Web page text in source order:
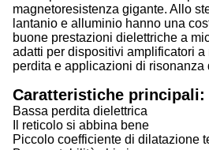
magnetoresistenza gigante. Allo
lantanio e alluminio hanno una
buone prestazioni dielettriche a
adatti per dispositivi amplificatori a
perdita e applicazioni di risonanza
Caratteristiche principali:
Bassa perdita dielettrica
Il reticolo si abbina bene
Piccolo coefficiente di dilatazione